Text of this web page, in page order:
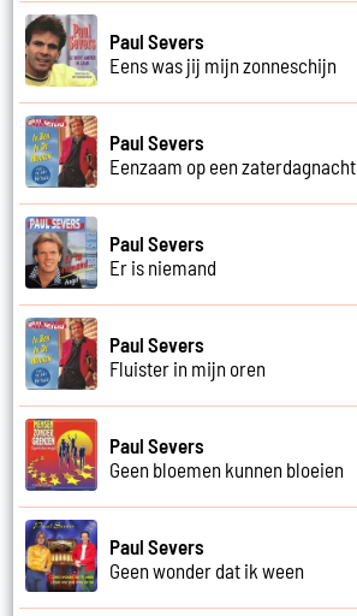
Paul Severs
Eens was jij mijn zonneschijn
Paul Severs
Eenzaam op een zaterdagnacht
Paul Severs
Er is niemand
Paul Severs
Fluister in mijn oren
Paul Severs
Geen bloemen kunnen bloeien
Paul Severs
Geen wonder dat ik ween